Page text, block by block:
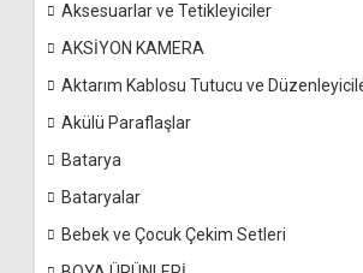
Aksesuarlar ve Tetikleyiciler
AKSİYON KAMERA
Aktarım Kablosu Tutucu ve
Akülü Paraflaşlar
Batarya
Bataryalar
Bebek ve Çocuk Çekim Setleri